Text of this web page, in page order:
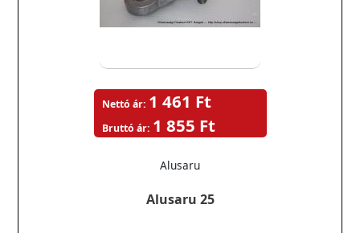
Alusaru 25
Alusaru
Nettó ár: 1 461 Ft
Bruttó ár: 1 855 Ft